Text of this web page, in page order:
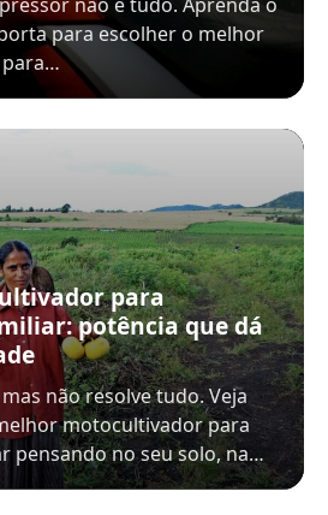
para escolher o melhor
para…
para
potência que dá
não resolve tudo. Veja
motocultivador para
pensando no seu solo, na…